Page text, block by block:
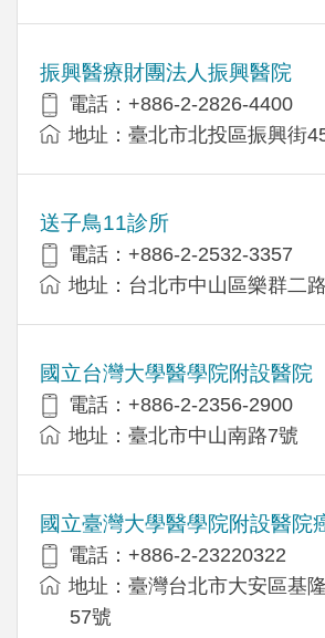
振興醫療財團法人振興醫院
電話：+886-2-2826-4400
地址：臺北市北投區振興街
送子鳥11診所
電話：+886-2-2532-3357
地址：台北巿中山區樂群二
國立台灣大學醫學院附設醫院
電話：+886-2-2356-2900
地址：臺北市中山南路7號
國立臺灣大學醫學院附設醫院
電話：+886-2-23220322
地址：臺灣台北市大安區基
57號